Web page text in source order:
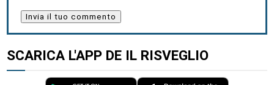
SCARICA L'APP DE IL RISVEGLIO